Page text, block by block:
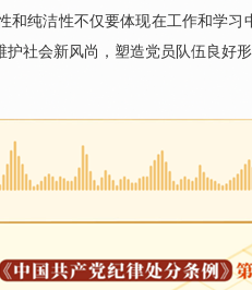
和纯洁性不仅要体现在工作和学
社会新风尚，塑造党员队伍良好形